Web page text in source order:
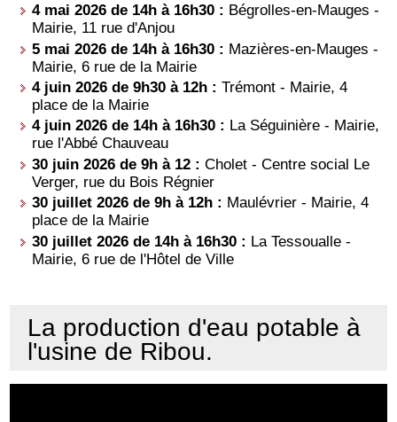
4 mai 2026 de 14h à 16h30 : Bégrolles-en-Mauges -
Mairie, 11 rue d'Anjou
5 mai 2026 de 14h à 16h30 : Mazières-en-Mauges -
Mairie, 6 rue de la Mairie
4 juin 2026 de 9h30 à 12h :Trémont - Mairie, 4
place de la Mairie
4 juin 2026 de 14h à 16h30 : La Séguinière - Mairie,
rue l'Abbé Chauveau
30 juin 2026 de 9h à 12 :Cholet - Centre social Le
Verger, rue du Bois Régnier
30 juillet 2026 de 9h à 12h : Maulévrier - Mairie, 4
place de la Mairie
30 juillet 2026 de 14h à 16h30 : La Tessoualle -
Mairie, 6 rue de l'Hôtel de Ville
La production d'eau potable à
l'usine de Ribou.